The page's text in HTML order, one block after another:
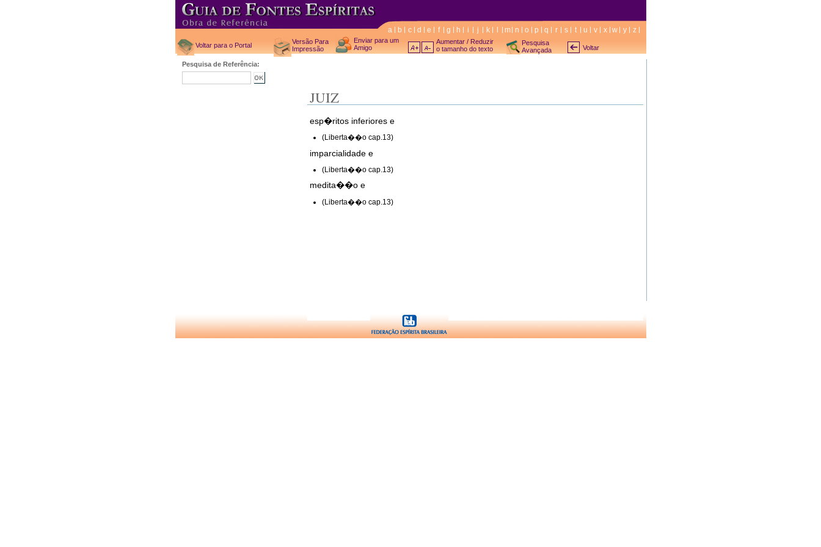
a b c d e f g h i j k m n o p q r s t u v x w y z
Voltar para o Portal
Versão Para
Impressão
Enviar para um
Amigo
Aumentar / Reduzir
o tamanho do texto
Pesquisa
Avançada
Voltar
Pesquisa de Referência:
JUIZ
esp�ritos inferiores e
(Liberta��o cap.13)
imparcialidade e
(Liberta��o cap.13)
medita��o e
(Liberta��o cap.13)